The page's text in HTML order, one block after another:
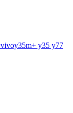
y35 y77